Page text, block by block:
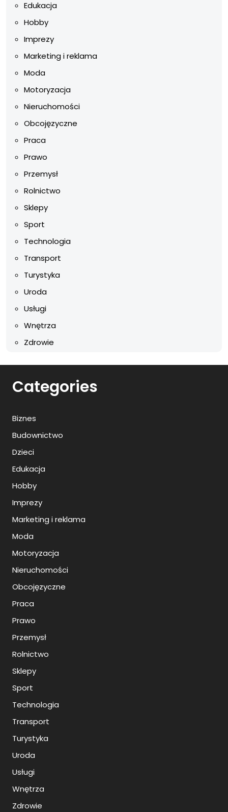
Edukacja
Hobby
Imprezy
Marketing i reklama
Moda
Motoryzacja
Nieruchomości
Obcojęzyczne
Praca
Prawo
Przemysł
Rolnictwo
Sklepy
Sport
Technologia
Transport
Turystyka
Uroda
Usługi
Wnętrza
Zdrowie
Categories
Biznes
Budownictwo
Dzieci
Edukacja
Hobby
Imprezy
Marketing i reklama
Moda
Motoryzacja
Nieruchomości
Obcojęzyczne
Praca
Prawo
Przemysł
Rolnictwo
Sklepy
Sport
Technologia
Transport
Turystyka
Uroda
Usługi
Wnętrza
Zdrowie